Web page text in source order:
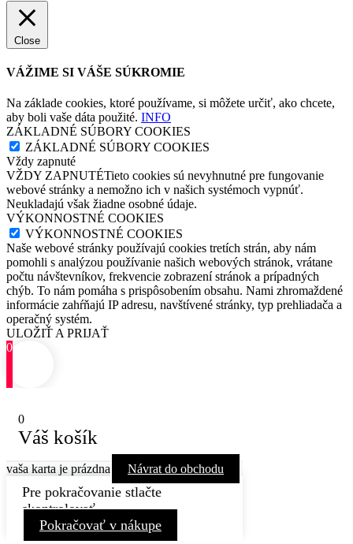
Close
VÁŽIME SI VÁŠE SÚKROMIE
Na základe cookies, ktoré používame, si môžete určiť, ako chcete,
aby boli vaše dáta použité. INFO
ZÁKLADNÉ SÚBORY COOKIES
ZÁKLADNÉ SÚBORY COOKIES
Vždy zapnuté
VŽDY ZAPNUTÉTieto cookies sú nevyhnutné pre fungovanie
webové stránky a nemožno ich v našich systémoch vypnúť.
Neukladajú však žiadne osobné údaje.
VÝKONNOSTNÉ COOKIES
VÝKONNOSTNÉ COOKIES
Naše webové stránky používajú cookies tretích strán, aby nám
pomohli s analýzou používanie našich webových stránok, vrátane
počtu návštevníkov, frekvencie zobrazení stránok a prípadných
chýb. To nám pomáha s prispôsobením obsahu. Nami zhromaždené
informácie zahŕňajú IP adresu, navštívené stránky, typ prehliadača a
operačný systém.
ULOŽIŤ A PRIJAŤ
0
0
Váš košík
vaša karta je prázdna Návrat do obchodu
Pre pokračovanie stlačte
skontrolovať
Pokračovať v nákupe